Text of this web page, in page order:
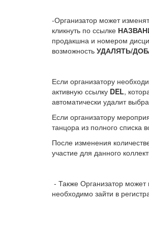
-Организатор может
кликнуть по ссылке
продакшна и номером
возможность УДАЛЯТЬ/
Если организатору
активную ссылку DEL,
автоматически удалит
Если организатору
танцора из полного списка
После изменения
участие для данного
- Также Организатор может
необходимо зайти в